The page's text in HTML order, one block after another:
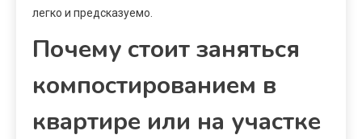
легко и предсказуемо.
Почему стоит заняться
компостированием в
квартире или на участке